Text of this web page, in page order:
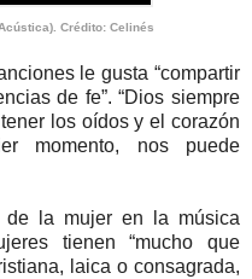
Crédito: Celinés
le gusta “compartir
de fe”. “Dios siempre
los oídos y el corazón
momento, nos puede
la mujer en la música
tienen “mucho que
laica o consagrada,